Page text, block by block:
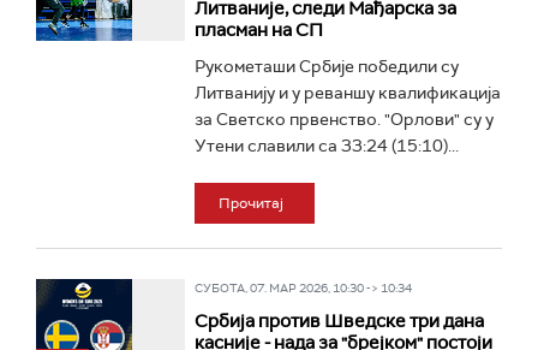
Литваније, следи Мађарска за
пласман на СП
Рукометаши Србије победили су
Литванију и у реваншу квалификација
за Светско првенство. "Орлови" су у
Утени славили са 33:24 (15:10)...
Прочитај
СУБОТА, 07. МАР 2026, 10:30 -> 10:34
Србија против Шведске три дана
касније - нада за "брејком" постоји